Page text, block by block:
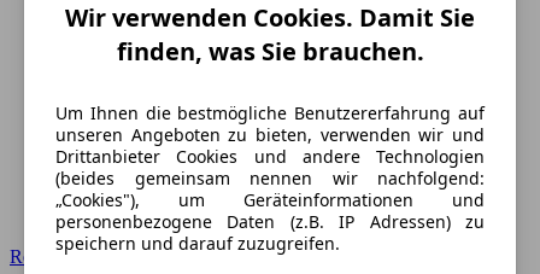
Renault
Wir verwenden Cookies. Damit Sie
finden, was Sie brauchen.
Um Ihnen die bestmögliche Benutzererfahrung auf
unseren Angeboten zu bieten, verwenden wir und
Drittanbieter Cookies und andere Technologien
(beides gemeinsam nennen wir nachfolgend:
„Cookies"), um Geräteinformationen und
personenbezogene Daten (z.B. IP Adressen) zu
speichern und darauf zuzugreifen.